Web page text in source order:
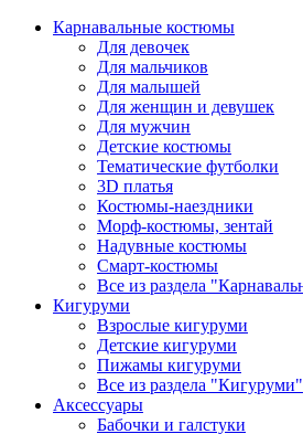
Карнавальные костюмы
Для девочек
Для мальчиков
Для малышей
Для женщин и девушек
Для мужчин
Детские костюмы
Тематические футболки
3D платья
Костюмы-наездники
Морф-костюмы, зентай
Надувные костюмы
Смарт-костюмы
Все из раздела
Кигуруми
Взрослые кигуруми
Детские кигуруми
Пижамы кигуруми
Все из раздела "Кигуруми"
Аксессуары
Бабочки и галстуки